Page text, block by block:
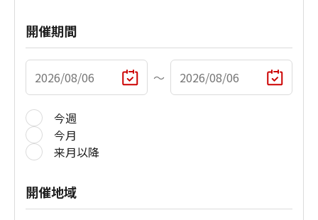
開催期間
〜
今週
今月
来月以降
開催地域